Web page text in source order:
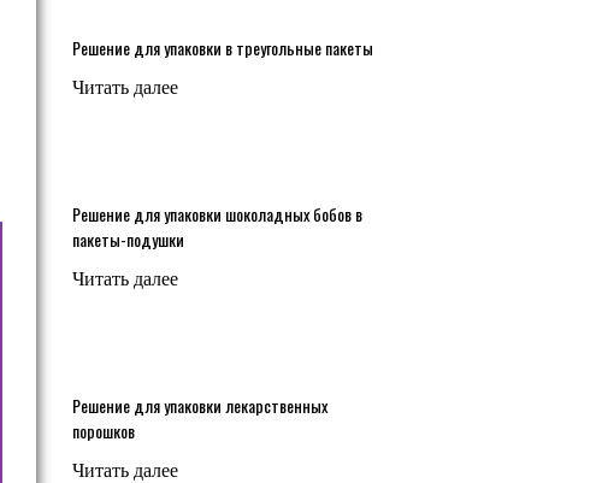
Решение для упаковки в треугольные пакеты
Читать далее
Решение для упаковки шоколадных бобов в
пакеты-подушки
Читать далее
Решение для упаковки лекарственных
порошков
Читать далее